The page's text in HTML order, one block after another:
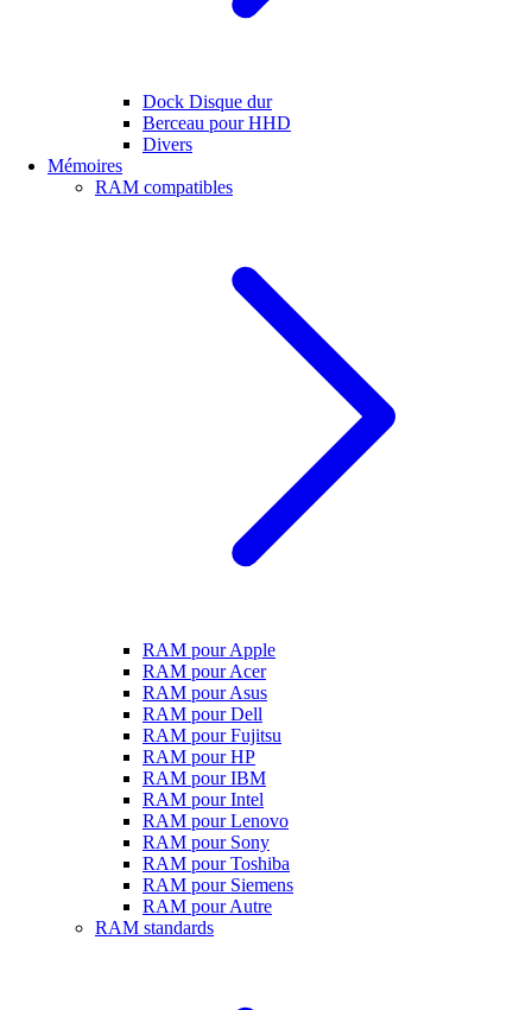
Dock Disque dur
Berceau pour HHD
Divers
Mémoires
RAM compatibles
RAM pour Apple
RAM pour Acer
RAM pour Asus
RAM pour Dell
RAM pour Fujitsu
RAM pour HP
RAM pour IBM
RAM pour Intel
RAM pour Lenovo
RAM pour Sony
RAM pour Toshiba
RAM pour Siemens
RAM pour Autre
RAM standards